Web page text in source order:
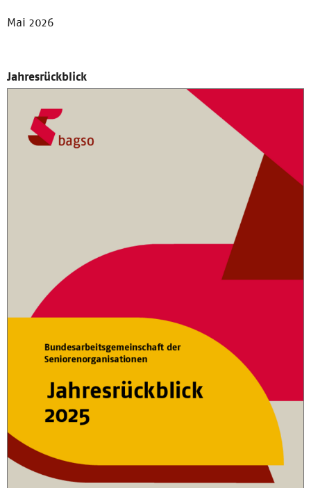
Mai 2026
Jahresrückblick